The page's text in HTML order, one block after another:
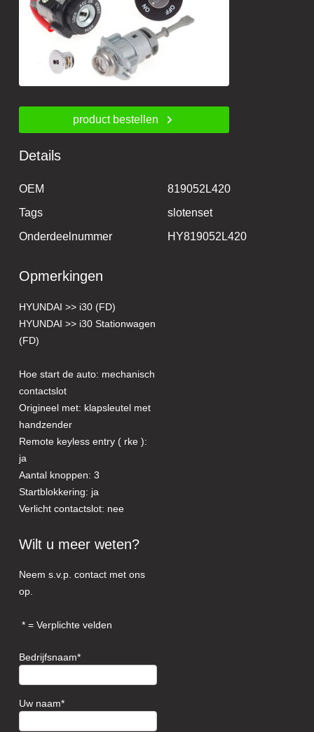
product bestellen
Details
OEM
819052L420
Tags
slotenset
Onderdeelnummer
HY819052L420
Opmerkingen
HYUNDAI >> i30 (FD)
HYUNDAI >> i30 Stationwagen
(FD)
Hoe start de auto: mechanisch
contactslot
Origineel met: klapsleutel met
handzender
Remote keyless entry ( rke ):
ja
Aantal knoppen: 3
Startblokkering: ja
Verlicht contactslot: nee
Wilt u meer weten?
Neem s.v.p. contact met ons
op.
= Verplichte velden
Bedrijfsnaam
Uw naam